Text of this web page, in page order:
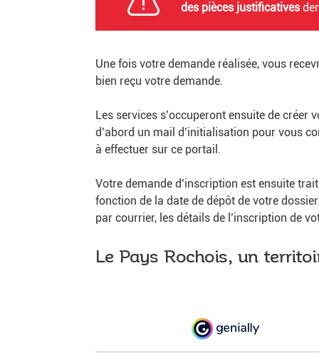
des pièces justificatives
Une fois votre demande réalisée, vous
bien reçu votre demande.
Les services s’occuperont ensuite de créer
d’abord un mail d’initialisation pour vous
à effectuer sur ce portail.
Votre demande d’inscription est ensuite
fonction de la date de dépôt de votre
par courrier, les détails de l’inscription de
Le Pays Rochois, un